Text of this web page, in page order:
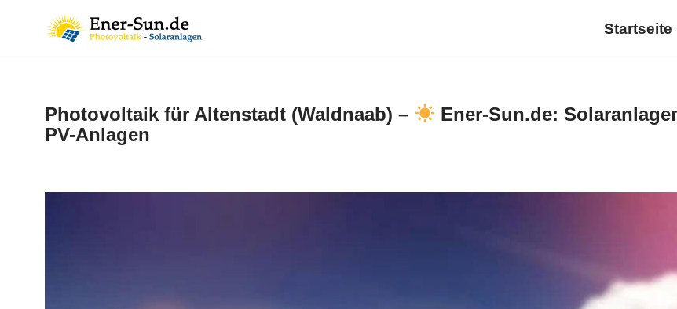
Startseite
Photovoltaik für Altenstadt (Waldnaab) –
Ener-Sun.de:
PV-Anlagen